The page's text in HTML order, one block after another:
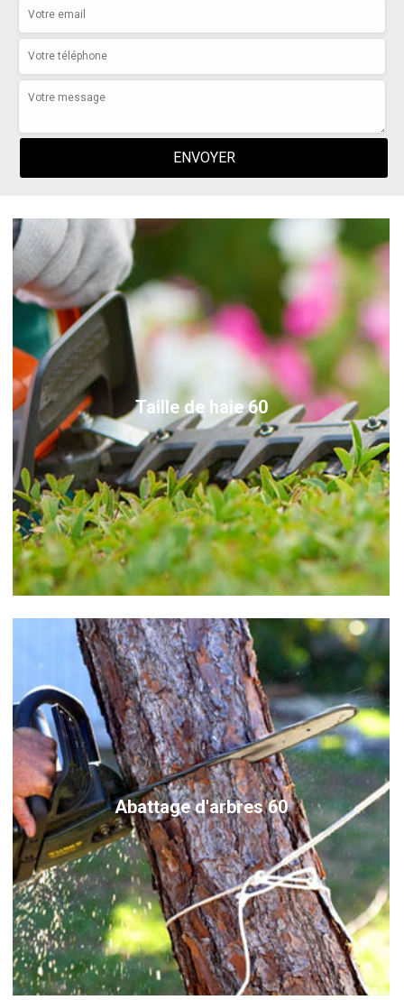
Taille de haie 60
Abattage d'arbres 60